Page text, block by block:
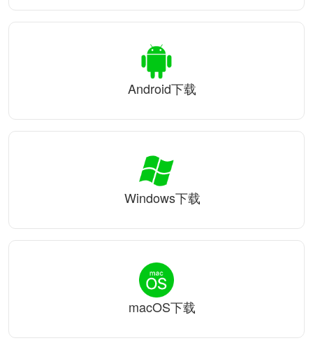
Android下载
Windows下载
macOS下载